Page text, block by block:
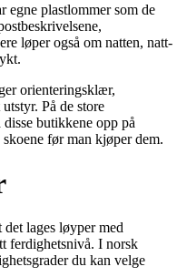
egne plastlommer som de
løper også om natten, natt-
orienteringsklær,
På de store
butikkene opp på
før man kjøper dem.
lages løyper med
ferdighetsnivå. I norsk
du kan velge